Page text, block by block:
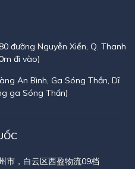
đường Nguyễn Xiển, Q. Thanh
đi vào)
An Bình, Ga Sóng Thần, Dĩ
ga Sóng Thần)
市，白云区西盈物流09档